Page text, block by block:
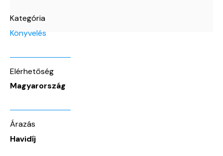
Kategória
Könyvelés
Elérhetőség
Magyarország
Árazás
Havidíj